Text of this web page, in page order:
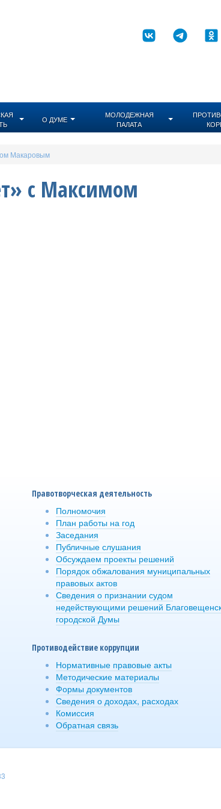
О ДУМЕ
МОЛОДЕЖНАЯ
ПАЛАТА
Макаровым
с Максимом
Правотворческая деятельность
Полномочия
План работы на год
Заседания
Публичные слушания
Обсуждаем проекты решений
Порядок обжалования муниципальных
правовых актов
Сведения о признании судом
недействующими решений
городской Думы
Противодействие коррупции
Нормативные правовые акты
Методические материалы
Формы документов
Сведения о доходах, расходах
Комиссия
Обратная связь